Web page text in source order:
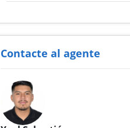
Contacte al agente